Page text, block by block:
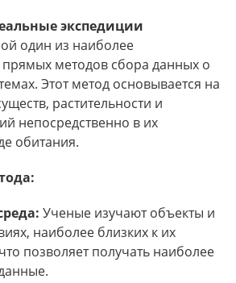
экспедиции
один из наиболее
методов сбора данных о
Этот метод основывается на
растительности и
непосредственно в их
обитания.
Ученые изучают объекты и
наиболее близких к их
позволяет получать наиболее